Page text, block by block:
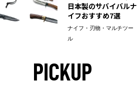
日本製のサバイバルナ
イフおすすめ7選
ナイフ・刃物・マルチツー
ル
PICKUP